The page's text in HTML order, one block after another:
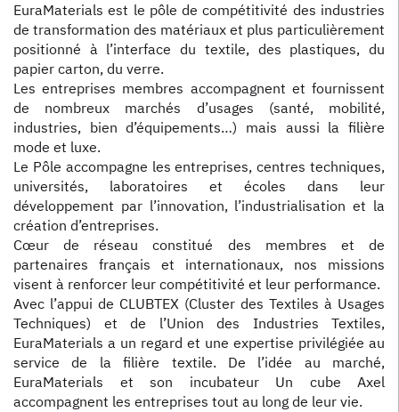
EuraMaterials est le pôle de compétitivité des industries
de transformation des matériaux et plus particulièrement
positionné à l’interface du textile, des plastiques, du
papier carton, du verre.
Les entreprises membres accompagnent et fournissent
de nombreux marchés d’usages (santé, mobilité,
industries, bien d’équipements…) mais aussi la filière
mode et luxe.
Le Pôle accompagne les entreprises, centres techniques,
universités, laboratoires et écoles dans leur
développement par l’innovation, l’industrialisation et la
création d’entreprises.
Cœur de réseau constitué des membres et de
partenaires français et internationaux, nos missions
visent à renforcer leur compétitivité et leur performance.
Avec l’appui de CLUBTEX (Cluster des Textiles à Usages
Techniques) et de l’Union des Industries Textiles,
EuraMaterials a un regard et une expertise privilégiée au
service de la filière textile. De l’idée au marché,
EuraMaterials et son incubateur Un cube Axel
accompagnent les entreprises tout au long de leur vie.